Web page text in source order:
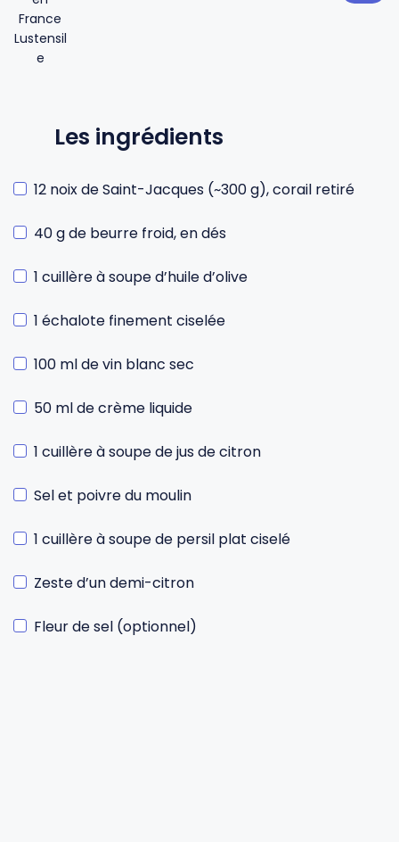
Les ingrédients
12 noix de Saint-Jacques (~300 g), corail retiré
40 g de beurre froid, en dés
1 cuillère à soupe d’huile d’olive
1 échalote finement ciselée
100 ml de vin blanc sec
50 ml de crème liquide
1 cuillère à soupe de jus de citron
Sel et poivre du moulin
1 cuillère à soupe de persil plat ciselé
Zeste d’un demi-citron
Fleur de sel (optionnel)